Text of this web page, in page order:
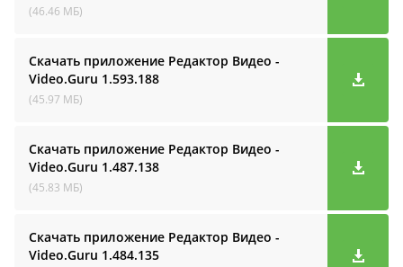
(46.46 МБ)
Скачать приложение Редактор Видео -
Video.Guru 1.593.188
(45.97 МБ)
Скачать приложение Редактор Видео -
Video.Guru 1.487.138
(45.83 МБ)
Скачать приложение Редактор Видео -
Video.Guru 1.484.135